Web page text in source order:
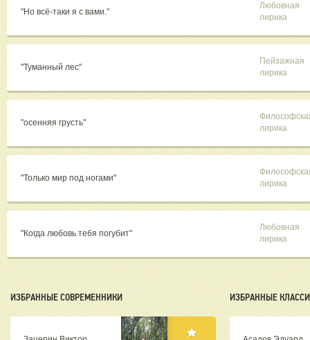
"Но всё-таки я с вами."
Любовная
лирика
"Туманный лес"
Пейзажная
лирика
"осенняя грусть"
лирика
"Только мир под ногами"
лирика
"Когда любовь тебя погубит"
Любовная
лирика
ИЗБРАННЫЕ СОВРЕМЕННИКИ ИЗБРАННЫЕ